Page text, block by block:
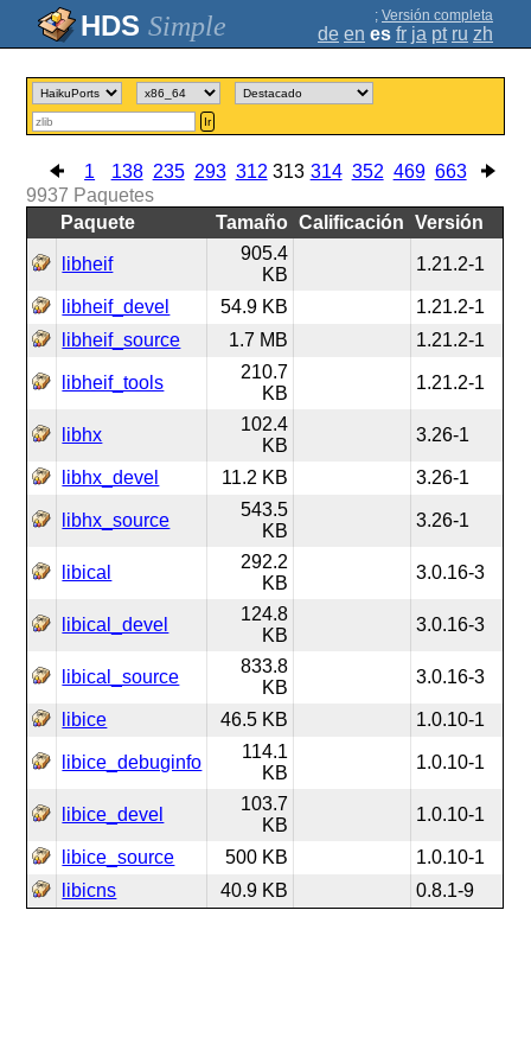
Simple ; Versión completa
de en es fr ja pt ru zh
Ir
1 138 235 293 312 313 314 352 469 663
9937 Paquetes
Paquete
Tamaño Calificación Versión
libheif
905.4
KB
1.21.2-1
libheif_devel 54.9 KB
1.21.2-1
libheif_source
1.7 MB 1.21.2-1
libheif_tools
210.7
KB
1.21.2-1
libhx
102.4
KB
3.26-1
libhx_devel 11.2 KB 3.26-1
libhx_source
543.5
KB
3.26-1
libical
292.2
KB
3.0.16-3
libical_devel
124.8
KB
3.0.16-3
libical_source
833.8
KB
3.0.16-3
libice 46.5 KB 1.0.10-1
libice_debuginfo
114.1
KB
1.0.10-1
libice_devel
103.7
KB
1.0.10-1
libice_source 500 KB
1.0.10-1
libicns
40.9 KB 0.8.1-9